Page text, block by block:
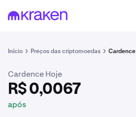
Início Preços das criptomoedas Cardence
R$ 0,0067
Cardence Hoje
R$ 0,0067
após